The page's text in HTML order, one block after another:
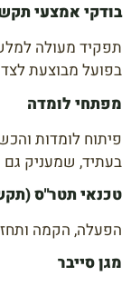
בודקי אמצעי
תפקיד מעולה
בפועל מבוצעת לצד
מפתחי לומדה
פיתוח לומדות
בעתיד, שמעניק גם
טכנאי תטר"ס
הפעלה, הקמה
מגן סייבר